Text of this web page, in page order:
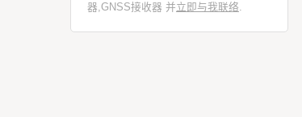
器,GNSS接收器 并立即与我联络.